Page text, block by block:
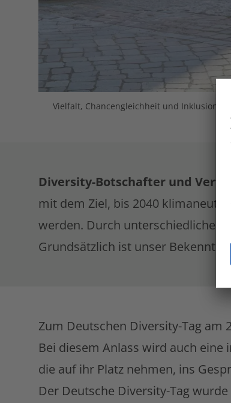
Vielfalt, Chancengleichheit und Inklusion:
Diversity-Botschafter und
mit dem Ziel, bis 2040
werden. Durch unterschiedliche
Grundsätzlich ist unser
Zum Deutschen Diversity-Tag am
Bei diesem Anlass wird auch
die auf ihr Platz nehmen, ins
Der Deutsche Diversity-Tag